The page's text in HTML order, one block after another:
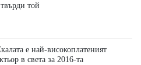
той
е най-високоплатеният
в света за 2016-та